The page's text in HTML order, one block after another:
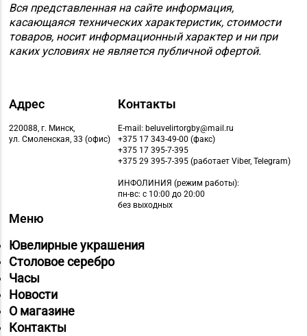
Вся представленная на сайте информация,
касающаяся технических характеристик, стоимости
товаров, носит информационный характер и ни при
каких условиях не является публичной офертой.
Адрес
220088, г. Минск,
ул. Смоленская, 33 (офис)
Контакты
E-mail: beluvelirtorgby@mail.ru
+375 17 343-49-00 (факс)
+375 17 395-7-395
+375 29 395-7-395 (работает Viber, Telegram)
ИНФОЛИНИЯ (режим работы):
пн-вс: с 10:00 до 20:00
без выходных
Меню
Ювелирные украшения
Столовое серебро
Часы
Новости
О магазине
Контакты